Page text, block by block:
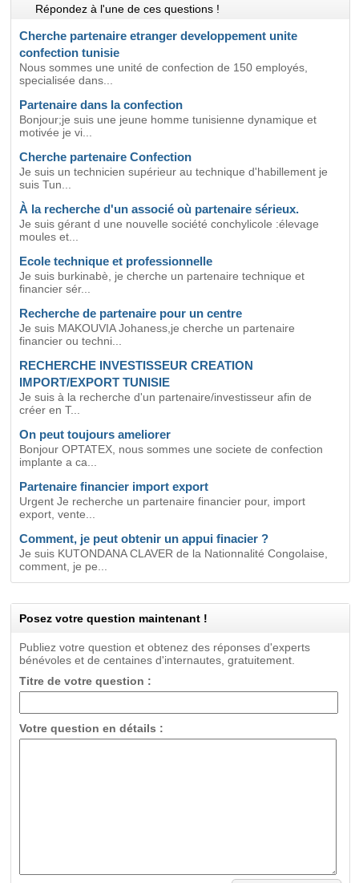
Répondez à l'une de ces questions !
Cherche partenaire etranger developpement unite
confection tunisie
Nous sommes une unité de confection de 150 employés,
specialisée dans...
Partenaire dans la confection
Bonjour;je suis une jeune homme tunisienne dynamique et
motivée je vi...
Cherche partenaire Confection
Je suis un technicien supérieur au technique d'habillement je
suis Tun...
À la recherche d'un associé où partenaire sérieux.
Je suis gérant d une nouvelle société conchylicole :élevage
moules et...
Ecole technique et professionnelle
Je suis burkinabè, je cherche un partenaire technique et
financier sér...
Recherche de partenaire pour un centre
Je suis MAKOUVIA Johaness,je cherche un partenaire
financier ou techni...
RECHERCHE INVESTISSEUR CREATION
IMPORT/EXPORT TUNISIE
Je suis à la recherche d'un partenaire/investisseur afin de
créer en T...
On peut toujours ameliorer
Bonjour OPTATEX, nous sommes une societe de confection
implante a ca...
Partenaire financier import export
Urgent Je recherche un partenaire financier pour, import
export, vente...
Comment, je peut obtenir un appui finacier ?
Je suis KUTONDANA CLAVER de la Nationnalité Congolaise,
comment, je pe...
Posez votre question maintenant !
Publiez votre question et obtenez des réponses d'experts
bénévoles et de centaines d'internautes, gratuitement.
Titre de votre question :
Votre question en détails :